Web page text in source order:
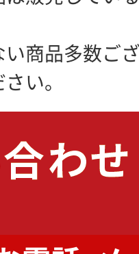
い商品多数ご
い。